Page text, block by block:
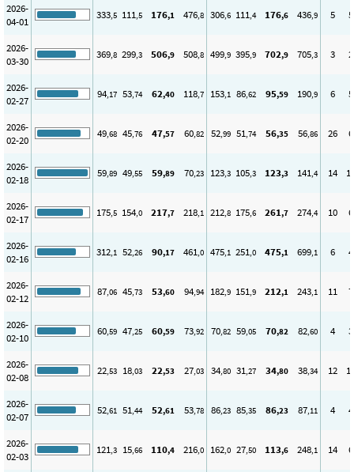
2026-
04-01
333,5 111,5 176,1 476,8 306,6 111,4 176,6 436,9 5 5
2026-
03-30
369,8 299,3 506,9 508,8 499,9 395,9 702,9 705,3 3 2
2026-
02-27
94,17 53,74 62,40 118,7 153,1 86,62 95,59 190,9 6 5
2026-
02-20
49,68 45,76 47,57 60,82 52,99 51,74 56,35 56,86 26 6
2026-
02-18
59,89 49,55 59,89 70,23 123,3 105,3 123,3 141,4 14
2026-
02-17
175,5 154,0 217,7 218,1 212,8 175,6 261,7 274,4 10 6
2026-
02-16
312,1 52,26 90,17 461,0 475,1 251,0 475,1 699,1 6 4
2026-
02-12
87,06 45,73 53,60 94,94 182,9 151,9 212,1 243,1 11 7
2026-
02-10
60,59 47,25 60,59 73,92 70,82 59,05 70,82 82,60 4 3
2026-
02-08
22,53 18,03 22,53 27,03 34,80 31,27 34,80 38,34 12
2026-
02-07
52,61 51,44 52,61 53,78 86,23 85,35 86,23 87,11 4 4
2026-
02-03
121,3 15,66 110,4 216,0 162,0 27,50 113,6 248,1 14 6